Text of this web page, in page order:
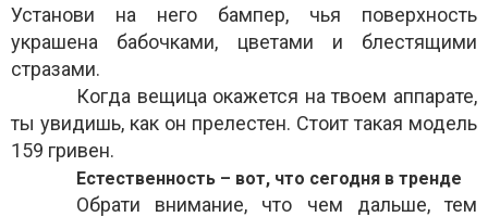
Установи на него бампер, чья поверхность
украшена бабочками, цветами и блестящими
стразами.
Когда вещица окажется на твоем аппарате,
ты увидишь, как он прелестен. Стоит такая модель
159 гривен.
Естественность – вот, что сегодня в тренде
Обрати внимание, что чем дальше, тем